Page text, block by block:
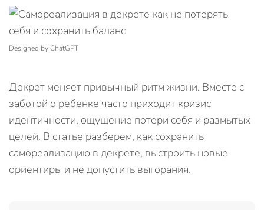
Designed by ChatGPT
Декрет меняет привычный ритм жизни. Вместе с
заботой о ребенке часто приходит кризис
идентичности, ощущение потери себя и размытых
целей. В статье разберем, как сохранить
самореализацию в декрете, выстроить новые
ориентиры и не допустить выгорания.